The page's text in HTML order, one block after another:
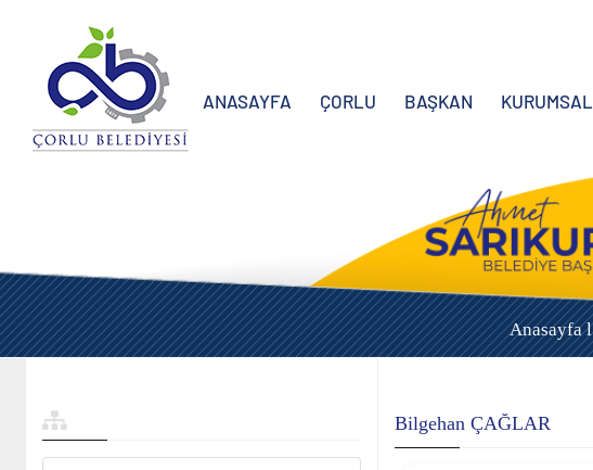
ANASAYFA ÇORLU BAŞKAN KURUMSAL
Anasayfa l
Bilgehan ÇAĞLAR